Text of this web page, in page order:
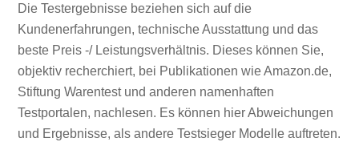
Die Testergebnisse beziehen sich auf die
Kundenerfahrungen, technische Ausstattung und das
beste Preis -/ Leistungsverhältnis. Dieses können Sie,
objektiv recherchiert, bei Publikationen wie Amazon.de,
Stiftung Warentest und anderen namenhaften
Testportalen, nachlesen. Es können hier Abweichungen
und Ergebnisse, als andere Testsieger Modelle auftreten.